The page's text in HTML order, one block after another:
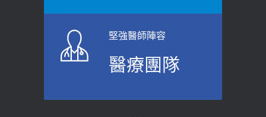
上班常待在冷氣房？小心泌尿道感染
醫示警：1病症嚴重恐喪命
骨科魏志定主任接受專訪 【年代電視
堅強醫師陣容
醫療團隊